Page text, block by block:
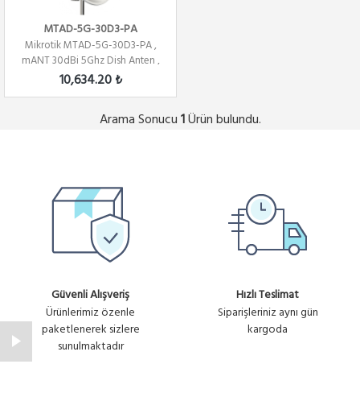
MTAD-5G-30D3-PA
Mikrotik MTAD-5G-30D3-PA ,
mANT 30dBi 5Ghz Dish Anten ,
3 Derece ,...
10,634.20 ₺
Arama Sonucu 1Ürün bulundu.
Güvenli Alışveriş
Ürünlerimiz özenle
paketlenerek sizlere
sunulmaktadır
Hızlı Teslimat
Siparişleriniz aynı gün
kargoda